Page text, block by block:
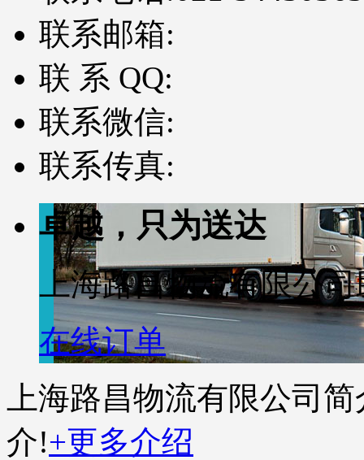
联系邮箱:
联 系 QQ:
联系微信:
联系传真:
卓越，只为送达
上海路昌物流有限公
在线订单
上海路昌物流有限公司简
介!+更多介绍